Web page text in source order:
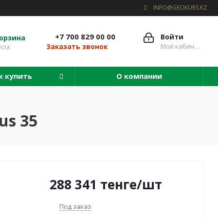
INFO@GEOKURS.KZ
Войти
Мой кабинет
+7 700 829 00 00
Заказать звонок
купить О компании
35
288 341 тенге/шт
Под заказ